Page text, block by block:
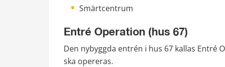
Smärtcentrum
Entré Operation (hus 67)
Den nybyggda entrén i hus 67 kallas
ska opereras.